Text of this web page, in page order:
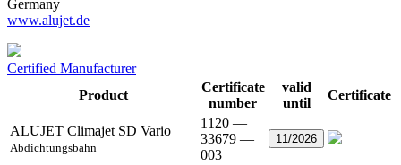
Germany
www.alujet.de
Certified Manufacturer
Product
Certificate
number
valid
until
Certificate
ALUJET Climajet SD Vario
Abdichtungsbahn
1120 —
33679 —
003
11/2026